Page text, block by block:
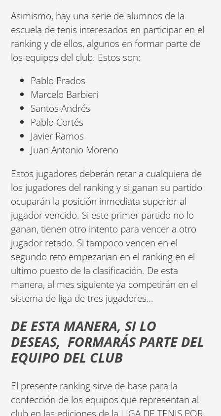
Asimismo, hay una serie de alumnos de la
escuela de tenis interesados en participar en el
ranking y de ellos, algunos en formar parte de
los equipos del club. Estos son:
Pablo Prados
Marcelo Barbieri
Santos Andrés
Pablo Cortés
Javier Ramos
Juan Antonio Moreno
Estos jugadores deberán retar a cualquiera de
los jugadores del ranking y si ganan su partido
ocuparán la posición inmediata superior al
jugador vencido. Si este primer partido no lo
ganan, tienen otro intento para vencer a otro
jugador retado. Si tampoco vencen en el
segundo reto empezarian en el ranking en el
ultimo puesto de la clasificación. De esta
manera, al mes siguiente ya competirán en el
sistema de liga de tres jugadores…
DE ESTA MANERA, SI LO
DESEAS, FORMARÁS PARTE DEL
EQUIPO DEL CLUB
El presente ranking sirve de base para la
confección de los equipos que representan al